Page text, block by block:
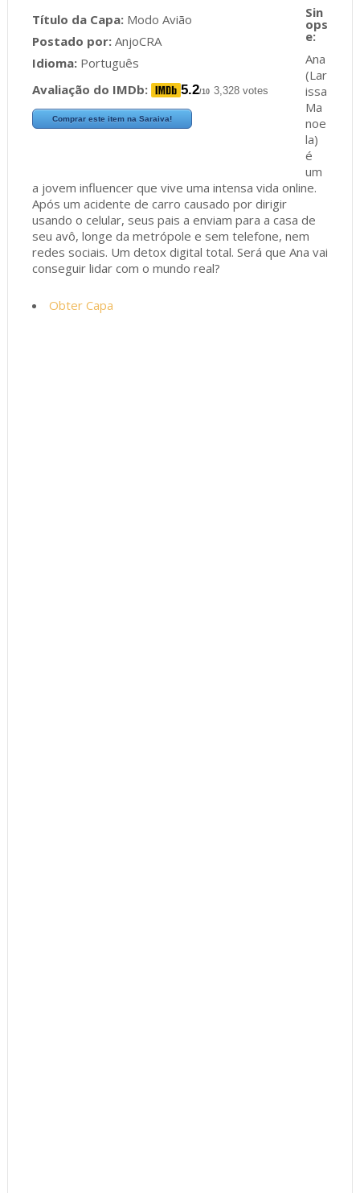
Título da Capa:Modo Avião
Postado por:AnjoCRA
Idioma:Português
Avaliação do IMDb:
5.2/10 3,328 votes
Comprar este item na Saraiva!
Ana
(Lar
issa
Ma
noe
la)
é
um
a jovem influencer que vive uma intensa vida online.
Após um acidente de carro causado por dirigir
usando o celular, seus pais a enviam para a casa de
seu avô, longe da metrópole e sem telefone, nem
redes sociais. Um detox digital total. Será que Ana vai
conseguir lidar com o mundo real?
Obter Capa